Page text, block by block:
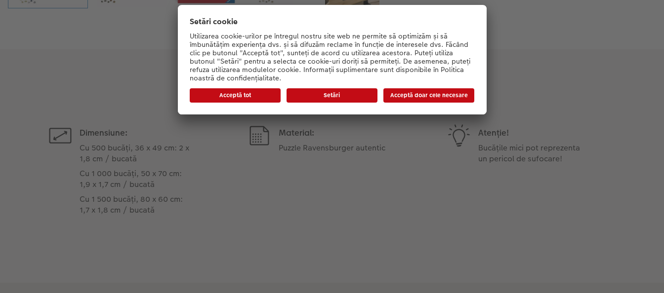
Informații despre produs
Dimensiune:
Cu 500 bucăți, 36 x 49 cm: 2 x
1,8 cm / bucată
Cu 1 000 bucăți, 50 x 70 cm:
1,9 x 1,7 cm / bucată
Cu 1 500 bucăți, 80 x 60 cm:
1,7 x 1,8 cm / bucată
Material:
Puzzle Ravensburger autentic
Atenţie!
Bucățile mici pot reprezenta
un pericol de sufocare!